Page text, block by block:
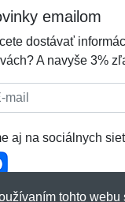
emailom
dostávať
A navyše 3%
aj na sociálnych
tohto webu